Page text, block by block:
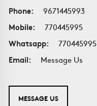
Phone:
9671445993
Mobile:
770445995
Whatsapp:
770445995
Email:
Message Us
MESSAGE US